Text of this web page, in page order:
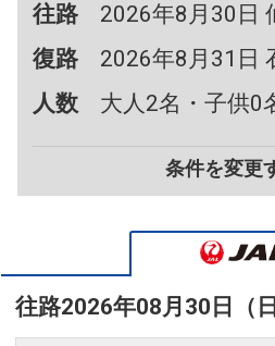
往路
2026年8月30日
復路
2026年8月31日
人数
大人2名・子供0
条件を変更
往路2026年08月30日（日